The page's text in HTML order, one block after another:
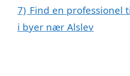
7) Find en professionel
i byer nær Alslev